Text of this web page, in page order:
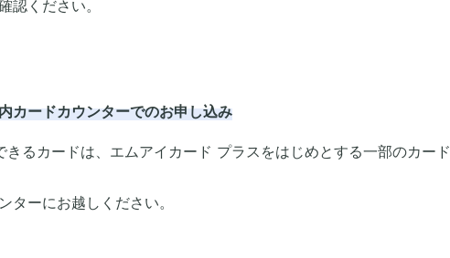
認ください。
カードカウンターでのお申し込み
るカードは、エムアイカード プラスをはじめとする一部のカード
ターにお越しください。